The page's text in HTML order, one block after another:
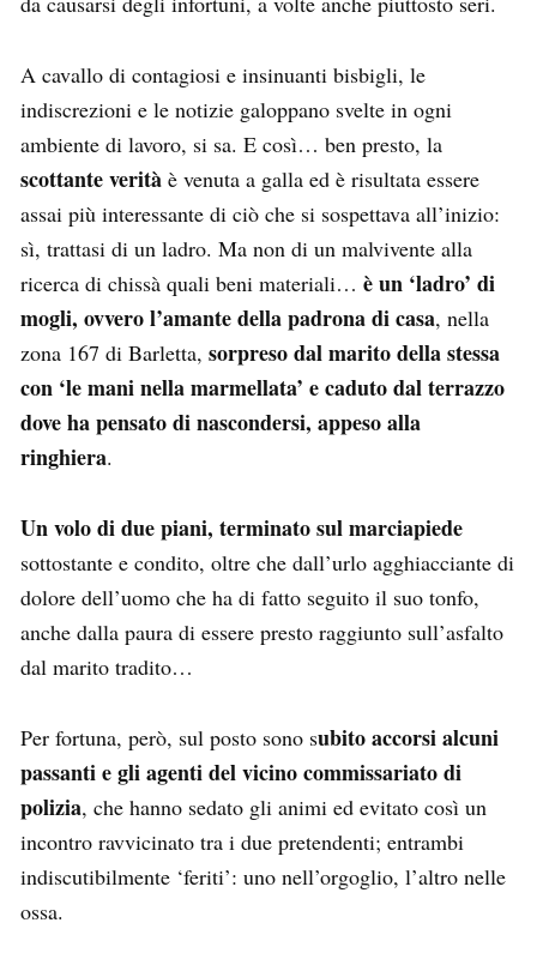
A cavallo di contagiosi e insinuanti bisbigli, le
indiscrezioni e le notizie galoppano svelte in ogni
ambiente di lavoro, si sa. E così… ben presto, la
scottante verità è venuta a galla ed è risultata essere
assai più interessante di ciò che si sospettava all’inizio:
sì, trattasi di un ladro. Ma non di un malvivente alla
ricerca di chissà quali beni materiali… è un ‘ladro’ di
mogli, ovvero l’amante della padrona di casa, nella
zona 167 di Barletta, sorpreso dal marito della stessa
con ‘le mani nella marmellata’ e caduto dal terrazzo
dove ha pensato di nascondersi, appeso alla
ringhiera.
Un volo di due piani, terminato sul marciapiede
sottostante e condito, oltre che dall’urlo agghiacciante di
dolore dell’uomo che ha di fatto seguito il suo tonfo,
anche dalla paura di essere presto raggiunto sull’asfalto
dal marito tradito…
Per fortuna, però, sul posto sono subito accorsi alcuni
passanti e gli agenti del vicino commissariato di
polizia, che hanno sedato gli animi ed evitato così un
incontro ravvicinato tra i due pretendenti; entrambi
indiscutibilmente ‘feriti’: uno nell’orgoglio, l’altro nelle
ossa.